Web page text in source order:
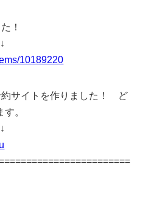
！
10189220
約サイトを作りました！ ど
。